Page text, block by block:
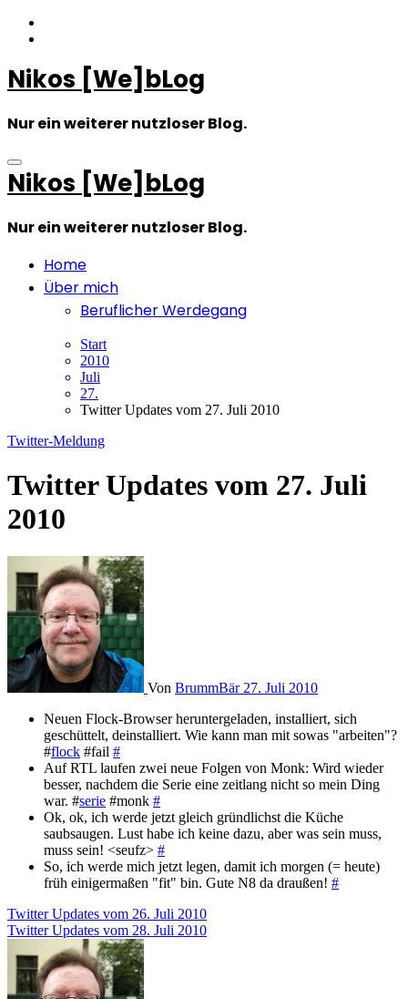
Zum
Inhalt
Nikos [We]bLog
Nur ein weiterer nutzloser Blog.
Nikos [We]bLog
Nur ein weiterer nutzloser Blog.
Home
Über mich
Beruflicher Werdegang
Start
2010
Juli
27.
Twitter Updates vom 27. Juli 2010
Twitter-Meldung
Twitter Updates vom 27. Juli
2010
Von BrummBär 27. Juli 2010
Neuen Flock-Browser heruntergeladen, installiert, sich
geschüttelt, deinstalliert. Wie kann man mit sowas "arbeiten"?
#flock #fail #
Auf RTL laufen zwei neue Folgen von Monk: Wird wieder
besser, nachdem die Serie eine zeitlang nicht so mein Ding
war. #serie #monk #
Ok, ok, ich werde jetzt gleich gründlichst die Küche
saubsaugen. Lust habe ich keine dazu, aber was sein muss,
muss sein! <seufz> #
So, ich werde mich jetzt legen, damit ich morgen (= heute)
früh einigermaßen "fit" bin. Gute N8 da draußen! #
Beitragsnavigation
Twitter Updates vom 26. Juli 2010
Twitter Updates vom 28. Juli 2010